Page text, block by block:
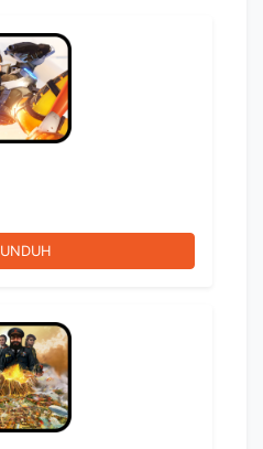
UNDUH